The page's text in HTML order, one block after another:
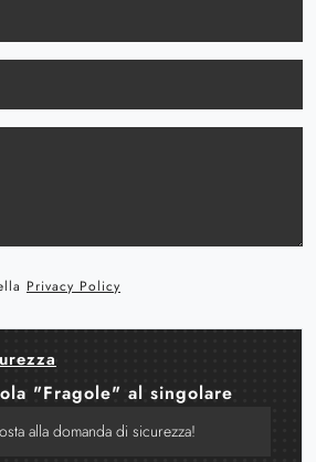
Privacy Policy
"Fragole" al singolare